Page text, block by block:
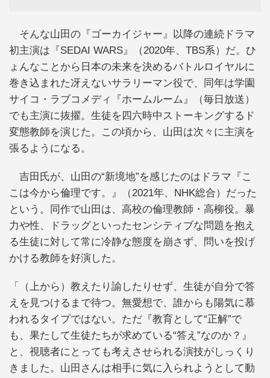
そんな山田の『ゴーカイジャー』以降の連続ドラマ
初主演は『SEDAI WARS』（2020年、TBS系）だ。ひ
ょんなことから日本の未来を決めるバトルロイヤルに
巻き込まれた冴えないサラリーマン役で、同年は学園
サイコ・ラブコメディ『ホームルーム』（毎日放送）
でも主演に抜擢。生徒を四六時中ストーキングするド
変態教師を演じた。この頃から、山田は次々に主演を
張るようになる。
吉田氏が、山田の“新境地”を感じたのはドラマ『こ
こは今から倫理です。』（2021年、NHK総合）だった
という。同作で山田は、高校の倫理教師・高柳役。暴
力や性、ドラッグといったセンシティブな問題を抱え
る生徒に対して常に冷静な態度を崩さず、問いを投げ
かける教師を好演した。
「（上から）教えたり諭したりせず、生徒が自分で答
えを見つけるまで待つ。無愛想で、誰からも陽気に慕
われるタイプではない。ただ『教育として“正解”で
も、果たして生徒たちが求めている“答え”なのか？』
と、視聴者にとっても考えさせられる演技がしっくり
きました。山田さんは相手に気に入られようとして動